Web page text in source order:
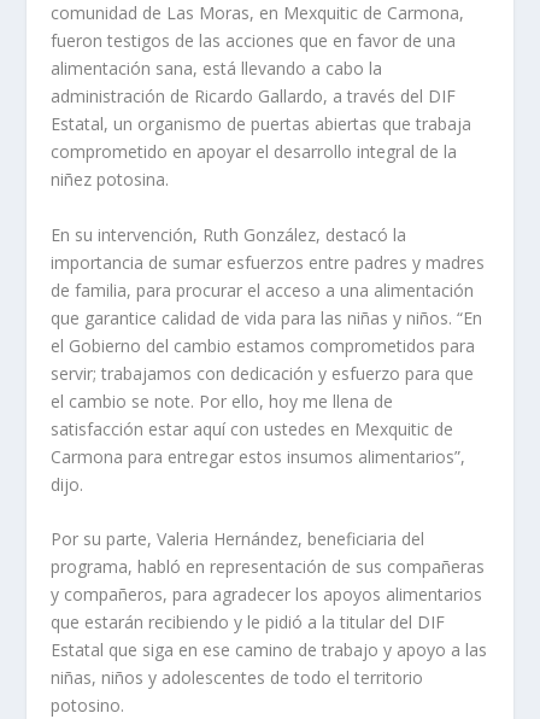
comunidad de Las Moras, en Mexquitic de Carmona,
fueron testigos de las acciones que en favor de una
alimentación sana, está llevando a cabo la
administración de Ricardo Gallardo, a través del DIF
Estatal, un organismo de puertas abiertas que trabaja
comprometido en apoyar el desarrollo integral de la
niñez potosina.
En su intervención, Ruth González, destacó la
importancia de sumar esfuerzos entre padres y madres
de familia, para procurar el acceso a una alimentación
que garantice calidad de vida para las niñas y niños. “En
el Gobierno del cambio estamos comprometidos para
servir; trabajamos con dedicación y esfuerzo para que
el cambio se note. Por ello, hoy me llena de
satisfacción estar aquí con ustedes en Mexquitic de
Carmona para entregar estos insumos alimentarios”,
dijo.
Por su parte, Valeria Hernández, beneficiaria del
programa, habló en representación de sus compañeras
y compañeros, para agradecer los apoyos alimentarios
que estarán recibiendo y le pidió a la titular del DIF
Estatal que siga en ese camino de trabajo y apoyo a las
niñas, niños y adolescentes de todo el territorio
potosino.